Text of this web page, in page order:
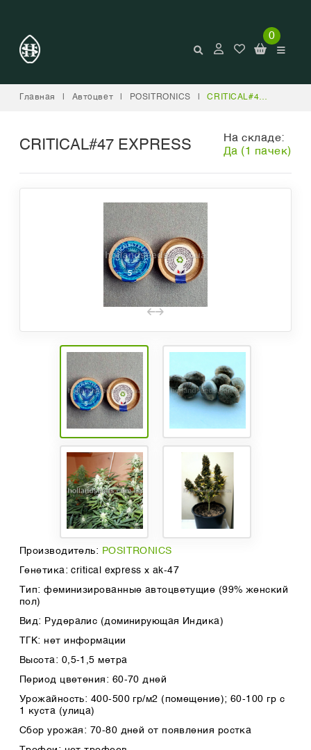
0
Главная Автоцвет POSITRONICS CRITICAL#47 EXPRESS
CRITICAL#47 EXPRESS
На складе:
Да (1 пачек)
Производитель: POSITRONICS
Генетика: critical express x ak-47
Тип: феминизированные автоцветущие (99% женский
пол)
Вид: Рудералис (доминирующая Индика)
ТГК: нет информации
Высота: 0,5-1,5 метра
Период цветения: 60-70 дней
Урожайность: 400-500 гр/м2 (помещение); 60-100 гр с
1 куста (улица)
Сбор урожая: 70-80 дней от появления ростка